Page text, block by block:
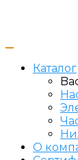
Каталог
О